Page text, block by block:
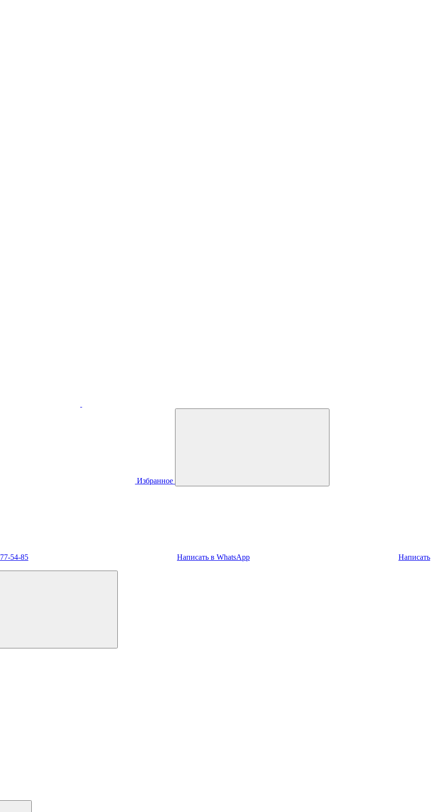
Избранное
54-85 Написать в WhatsApp Написать